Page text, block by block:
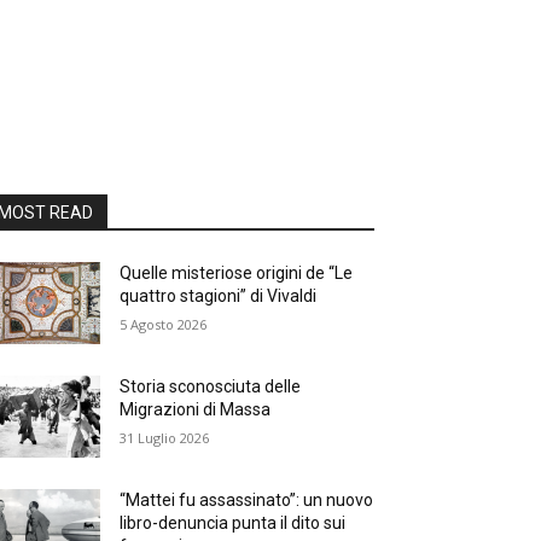
READ
Quelle misteriose origini de “Le
quattro stagioni” di Vivaldi
5 Agosto 2026
Storia sconosciuta delle
Migrazioni di Massa
31 Luglio 2026
“Mattei fu assassinato”: un nuovo
libro-denuncia punta il dito sui